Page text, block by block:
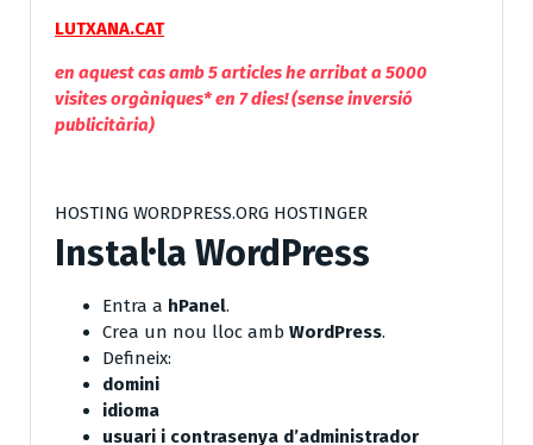
LUTXANA.CAT
en aquest cas amb 5 articles he arribat a 5000
visites orgàniques* en 7 dies! (sense inversió
publicitària)
HOSTING WORDPRESS.ORG HOSTINGER
Instal·la WordPress
Entra a hPanel.
Crea un nou lloc amb WordPress.
Defineix:
domini
idioma
usuari i contrasenya d’administrador